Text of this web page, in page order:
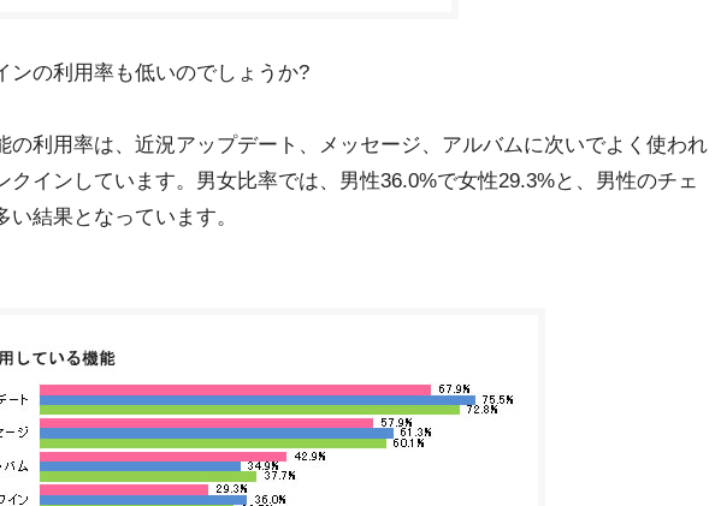
ンの利用率も低いのでしょうか?
の利用率は、近況アップデート、メッセージ、アルバムに次いでよく使われ
クインしています。男女比率では、男性36.0%で女性29.3%と、男性のチェ
い結果となっています。